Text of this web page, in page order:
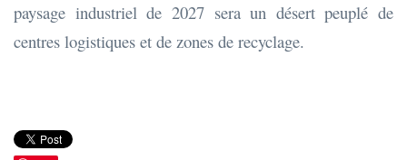
paysage industriel de 2027 sera un désert peuplé de
centres logistiques et de zones de recyclage.